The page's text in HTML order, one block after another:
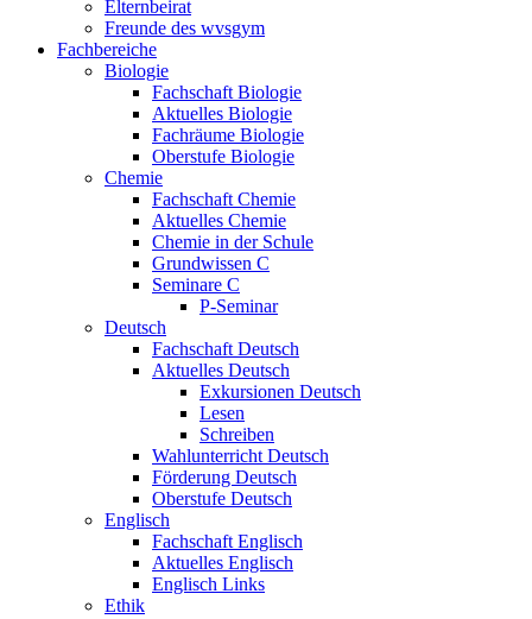
Elternbeirat
Freunde des wvsgym
Fachbereiche
Biologie
Fachschaft Biologie
Aktuelles Biologie
Fachräume Biologie
Oberstufe Biologie
Chemie
Fachschaft Chemie
Aktuelles Chemie
Chemie in der Schule
Grundwissen C
Seminare C
P-Seminar
Deutsch
Fachschaft Deutsch
Aktuelles Deutsch
Exkursionen Deutsch
Lesen
Schreiben
Wahlunterricht Deutsch
Förderung Deutsch
Oberstufe Deutsch
Englisch
Fachschaft Englisch
Aktuelles Englisch
Englisch Links
Ethik